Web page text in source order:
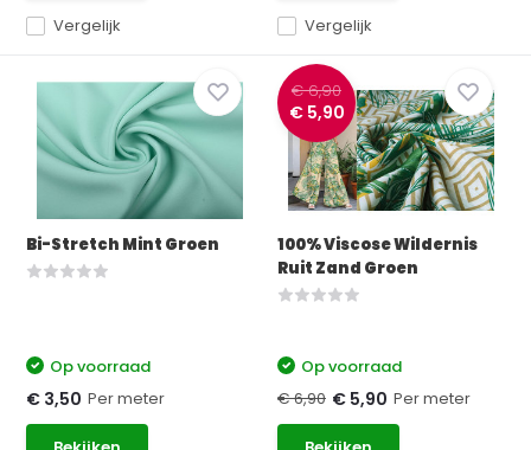
Vergelijk Vergelijk
Bi-Stretch Mint Groen
Op voorraad
€ 3,50 Per meter
€ 6,90
€ 5,90
100% Viscose Wildernis
Ruit Zand Groen
Op voorraad
€ 6,90 € 5,90 Per meter